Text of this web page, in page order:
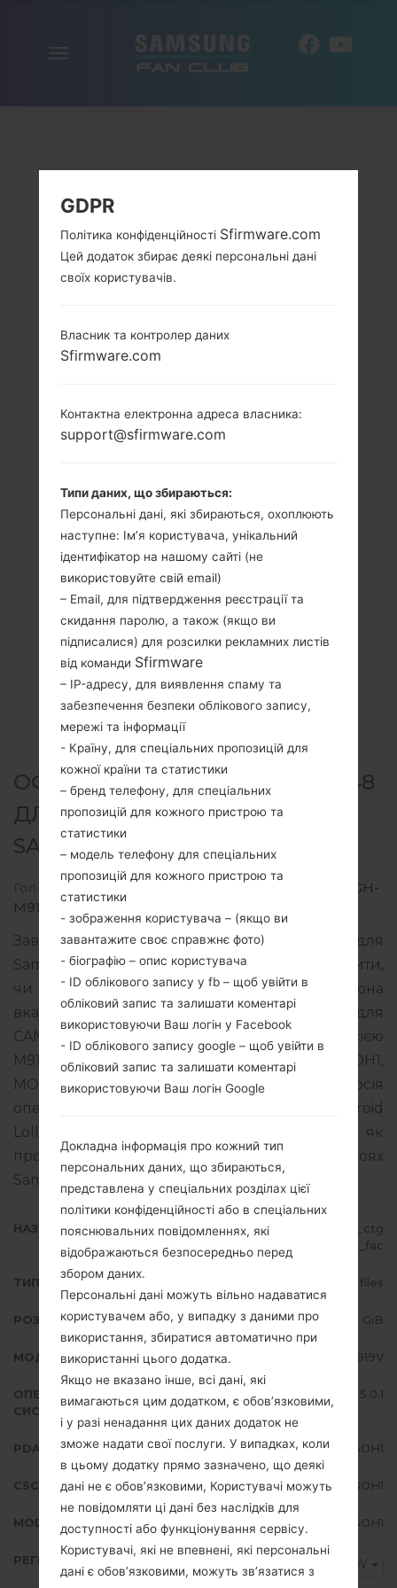
ОФІЦІЙНА ПРОШИВКА #25648
ДЛЯ SGH-M919V -
SAMSUNGGALAXY S4
Головна Galaxy S4 SamsungSGH-M919V
SGH-
M919V_1_20150907201840_ctgobam3wq_fac.zip
Завантажте останнє оновлення прошивки для
Samsung Galaxy S4, але не забудьте перевірити,
чи відповідає номер моделі вашого смартфона
вказаному SGH-M919V. Код прошивки GLW для
CANADA. Продукт поставляється з PDA версією
M919VVLUGOH1 версія CSC M919VYVLGOH1,
MODEM версия M919VVLUGOH1. Версія
операційної системи даної прошивки Android
Lollipop 5.0.1. Повна інструкція про те, як
прошивати стокову прошивку на пристроях
Samsung
НАЗВА ФАЙЛУ
SGH-M919V_1_20150907201840_ctg
obam3wq_fac
ТИП ПРОШИВКИ 4 files
РОЗМІР ФАЙЛУ 1.44 GiB
МОДЕЛЬ Samsung SGH-M919V
ОПЕРАЦІЙНА
СИСТЕМА
Android Lollipop 5.0.1
PDA/AP ВЕРСІЯ M919VVLUGOH1
CSC ВЕРСІЯ M919VYVLGOH1
MODEM/CP ВЕРСІЯ M919VVLUGOH1
РЕГІОН GLW
GDPR
Політика конфіденційності Sfirmware.com
Цей додаток збирає деякі персональні дані
своїх користувачів.
Власник та контролер даних
Sfirmware.com
Контактна електронна адреса власника:
support@sfirmware.com
Типи даних, що збираються:
Персональні дані, які збираються, охоплюють
наступне: Ім’я користувача, унікальний
ідентифікатор на нашому сайті (не
використовуйте свій email)
– Email, для підтвердження реєстрації та
скидання паролю, а також (якщо ви
підписалися) для розсилки рекламних листів
від команди Sfirmware
– IP-адресу, для виявлення спаму та
забезпечення безпеки облікового запису,
мережі та інформації
- Країну, для спеціальних пропозицій для
кожної країни та статистики
– бренд телефону, для спеціальних
пропозицій для кожного пристрою та
статистики
– модель телефону для спеціальних
пропозицій для кожного пристрою та
статистики
- зображення користувача – (якщо ви
завантажите своє справжнє фото)
- біографію – опис користувача
- ID облікового запису у fb – щоб увійти в
обліковий запис та залишати коментарі
використовуючи Ваш логін у Facebook
- ID облікового запису google – щоб увійти в
обліковий запис та залишати коментарі
використовуючи Ваш логін Google
Докладна інформація про кожний тип
персональних даних, що збираються,
представлена у спеціальних розділах цієї
політики конфіденційності або в спеціальних
пояснювальних повідомленнях, які
відображаються безпосередньо перед
збором даних.
Персональні дані можуть вільно надаватися
користувачем або, у випадку з даними про
використання, збиратися автоматично при
використанні цього додатка.
Якщо не вказано інше, всі дані, які
вимагаються цим додатком, є обов’язковими,
і у разі ненадання цих даних додаток не
зможе надати свої послуги. У випадках, коли
в цьому додатку прямо зазначено, що деякі
дані не є обов’язковими, Користувачі можуть
не повідомляти ці дані без наслідків для
доступності або функціонування сервісу.
Користувачі, які не впевнені, які персональні
дані є обов’язковими, можуть зв’язатися з